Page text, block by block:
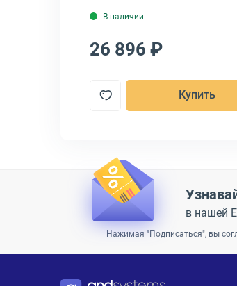
В наличии
26 896 ₽
Купить
в нашей
Нажимая "Подписаться", вы